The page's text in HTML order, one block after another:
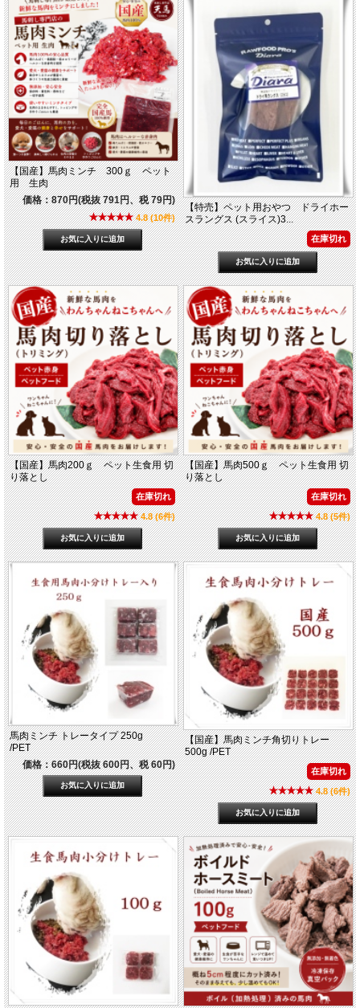
【国産】馬肉ミンチ 300ｇ ペット
用 生肉
価格：870円(税抜 791円、税 79円)
4.8 (10件)
【特売】ペット用おやつ ドライホー
スラングス (スライス)3...
在庫切れ
【国産】馬肉200ｇ ペット生食用 切
り落とし
在庫切れ
4.8 (6件)
【国産】馬肉500ｇ ペット生食用 切
り落とし
在庫切れ
4.8 (5件)
馬肉ミンチ トレータイプ 250g
/PET
価格：660円(税抜 600円、税 60円)
【国産】馬肉ミンチ角切りトレー
500g /PET
在庫切れ
4.8 (6件)